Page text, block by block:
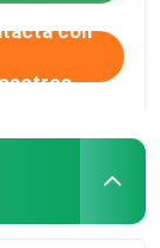
con